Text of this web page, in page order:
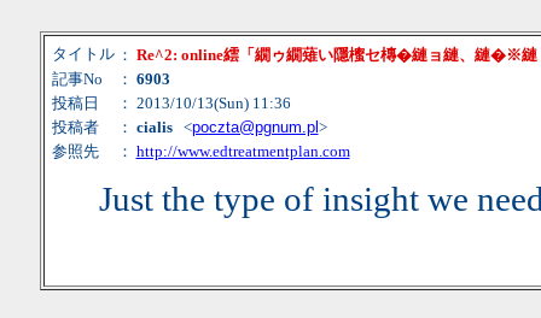
タイトル ： Re^2: online繧「繝ゥ繝薙い隱櫁セ槫�縺ョ縺、縺�※
記事No
： 6903
投稿日
： 2013/10/13(Sun) 11:36
投稿者
： cialis<poczta@pgnum.pl >
参照先
： http://www.edtreatmentplan.com
Just the type of insight we